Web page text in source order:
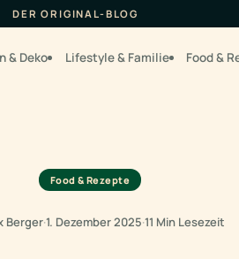
DER ORIGINAL-BLOG
& Deko Lifestyle & Familie Food &
Food & Rezepte
Berger·1. Dezember 2025·11 Min Lesezeit